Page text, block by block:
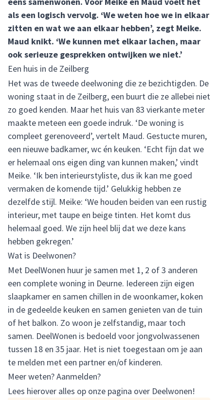
als een logisch vervolg. ‘We weten hoe we in elkaar
zitten en wat we aan elkaar hebben’, zegt Meike.
Maud knikt. ‘We kunnen met elkaar lachen, maar
ook serieuze gesprekken ontwijken we niet.’
Een huis in de Zeilberg
Het was de tweede deelwoning die ze bezichtigden. De
woning staat in de Zeilberg, een buurt die ze allebei niet
zo goed kenden. Maar het huis van 83 vierkante meter
maakte meteen een goede indruk. ‘De woning is
compleet gerenoveerd’, vertelt Maud. Gestucte muren,
een nieuwe badkamer, wc én keuken. ‘Echt fijn dat we
er helemaal ons eigen ding van kunnen maken,’ vindt
Meike. ‘Ik ben interieurstyliste, dus ik kan me goed
vermaken de komende tijd.’ Gelukkig hebben ze
dezelfde stijl. Meike: ‘We houden beiden van een rustig
interieur, met taupe en beige tinten. Het komt dus
helemaal goed. We zijn heel blij dat we deze kans
hebben gekregen.’
Wat is Deelwonen?
Met DeelWonen huur je samen met 1, 2 of 3 anderen
een complete woning in Deurne. Iedereen zijn eigen
slaapkamer en samen chillen in de woonkamer, koken
in de gedeelde keuken en samen genieten van de tuin
of het balkon. Zo woon je zelfstandig, maar toch
samen. DeelWonen is bedoeld voor jongvolwassenen
tussen 18 en 35 jaar. Het is niet toegestaan om je aan
te melden met een partner en/of kinderen.
Meer weten? Aanmelden?
Lees hierover alles op onze pagina over Deelwonen!